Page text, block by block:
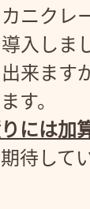
ニクレ
入しま
来ます
す。
には加
待して